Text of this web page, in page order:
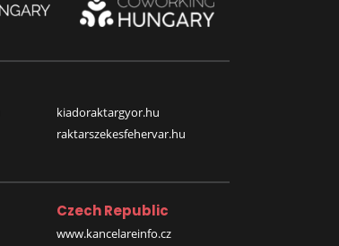
kiadoraktargyor.hu
raktarszekesfehervar.hu
Czech Republic
www.kancelareinfo.cz